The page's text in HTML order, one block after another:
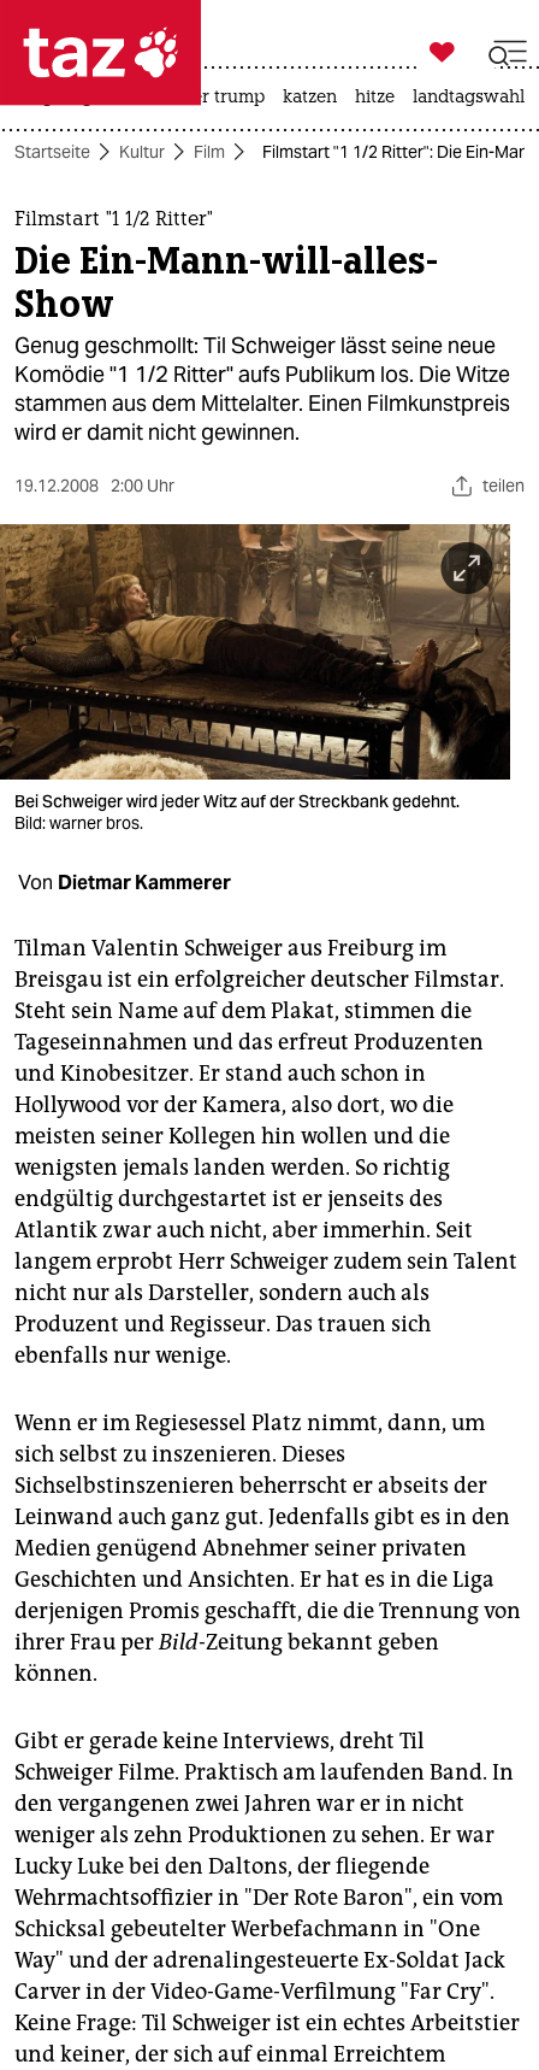
 taz zahl ich
taz zahl ich
themen
politik
öko
gesellschaft
kultur
sport
berlin
nord
wahrheit
verlag
verlag
veranstaltungen
fragen & hilfe
unterstützen
abo
genossenschaft
epaper login

taz zahl ich
usa unter trump katzen hitze landtagswahl
Startseite Kultur Film Filmstart "1 1/2 Ritter": Die Ein-
Filmstart "1 1/2 Ritter"
Die Ein-Mann-will-alles-
Show
Genug geschmollt: Til Schweiger lässt seine neue
Komödie "1 1/2 Ritter" aufs Publikum los. Die Witze
stammen aus dem Mittelalter. Einen Filmkunstpreis
wird er damit nicht gewinnen.
19.12.2008 2:00 Uhr teilen
Bei Schweiger wird jeder Witz auf der Streckbank gedehnt.
Bild: warner bros.
Von Dietmar Kammerer
Tilman Valentin Schweiger aus Freiburg im
Breisgau ist ein erfolgreicher deutscher Filmstar.
Steht sein Name auf dem Plakat, stimmen die
Tageseinnahmen und das erfreut Produzenten
und Kinobesitzer. Er stand auch schon in
Hollywood vor der Kamera, also dort, wo die
meisten seiner Kollegen hin wollen und die
wenigsten jemals landen werden. So richtig
endgültig durchgestartet ist er jenseits des
Atlantik zwar auch nicht, aber immerhin. Seit
langem erprobt Herr Schweiger zudem sein Talent
nicht nur als Darsteller, sondern auch als
Produzent und Regisseur. Das trauen sich
ebenfalls nur wenige.
Wenn er im Regiesessel Platz nimmt, dann, um
sich selbst zu inszenieren. Dieses
Sichselbstinszenieren beherrscht er abseits der
Leinwand auch ganz gut. Jedenfalls gibt es in den
Medien genügend Abnehmer seiner privaten
Geschichten und Ansichten. Er hat es in die Liga
derjenigen Promis geschafft, die die Trennung von
ihrer Frau perBild-Zeitung bekannt geben
können.
Gibt er gerade keine Interviews, dreht Til
Schweiger Filme. Praktisch am laufenden Band. In
den vergangenen zwei Jahren war er in nicht
weniger als zehn Produktionen zu sehen. Er war
Lucky Luke bei den Daltons, der fliegende
Wehrmachtsoffizier in "Der Rote Baron", ein vom
Schicksal gebeutelter Werbefachmann in "One
Way" und der adrenalingesteuerte Ex-Soldat Jack
Carver in der Video-Game-Verfilmung "Far Cry".
Keine Frage: Til Schweiger ist ein echtes Arbeitstier
und keiner, der sich auf einmal Erreichtem